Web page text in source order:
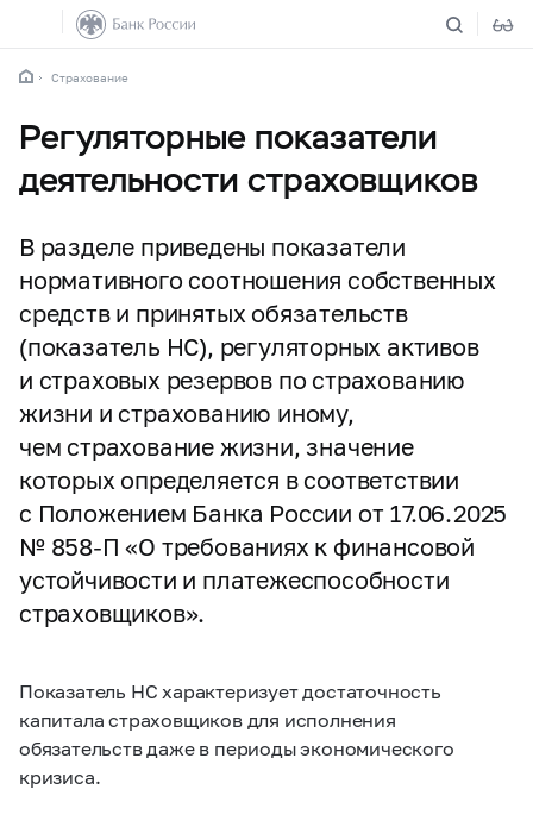
Страхование
Регуляторные показатели
деятельности страховщиков
В разделе приведены показатели
нормативного соотношения собственных
средств и принятых обязательств
(показатель НС), регуляторных активов
и страховых резервов по страхованию
жизни и страхованию иному,
чем страхование жизни, значение
которых определяется в соответствии
с Положением Банка России от 17.06.2025
№ 858-П «О требованиях к финансовой
устойчивости и платежеспособности
страховщиков».
Показатель НС характеризует достаточность
капитала страховщиков для исполнения
обязательств даже в периоды экономического
кризиса.